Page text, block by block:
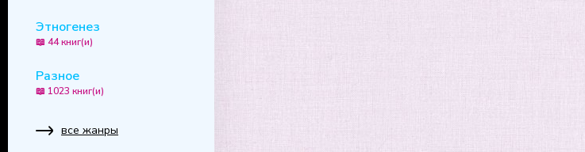
Этногенез
📖 44 книг(и)
Разное
📖 1023 книг(и)
все жанры